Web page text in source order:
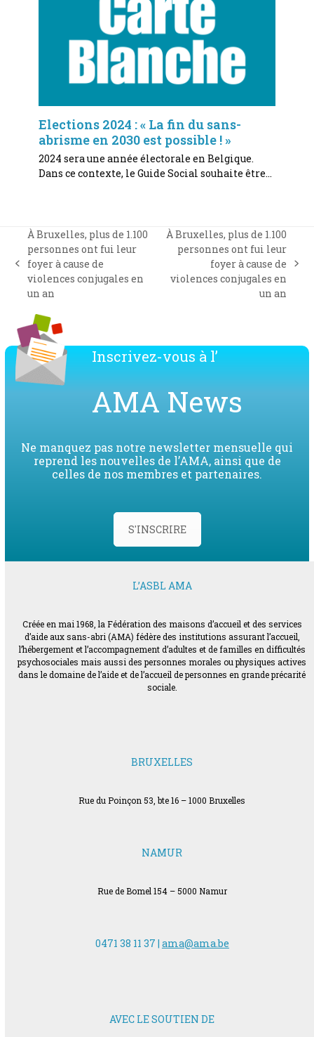
Elections 2024 : « La fin du sans-
abrisme en 2030 est possible ! »
2024 sera une année électorale en Belgique.
Dans ce contexte, le Guide Social souhaite être…
previous
post:
À Bruxelles, plus de 1.100
personnes ont fui leur
foyer à cause de
violences conjugales en
un an
post:
À Bruxelles, plus de 1.100
personnes ont fui leur
foyer à cause de
violences conjugales en
un an
Inscrivez-vous à l’
AMA News
Ne manquez pas notre newsletter mensuelle qui
reprend les nouvelles de l’AMA, ainsi que de
celles de nos membres et partenaires.
S'INSCRIRE
L’ASBL AMA
Créée en mai 1968, la Fédération des maisons d’accueil et des services
d’aide aux sans-abri (AMA) fédère des institutions assurant l’accueil,
l’hébergement et l’accompagnement d’adultes et de familles en difficultés
psychosociales mais aussi des personnes morales ou physiques actives
dans le domaine de l’aide et de l’accueil de personnes en grande précarité
sociale.
BRUXELLES
Rue du Poinçon 53, bte 16 – 1000 Bruxelles
NAMUR
Rue de Bomel 154 – 5000 Namur
0471 38 11 37 | ama@ama.be
AVEC LE SOUTIEN DE